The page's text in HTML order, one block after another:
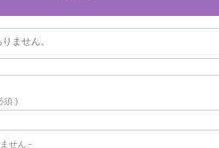
ません。
須 )
せん -